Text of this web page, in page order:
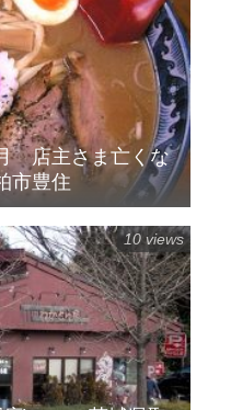
店主さま亡くな
市豊住
10 views